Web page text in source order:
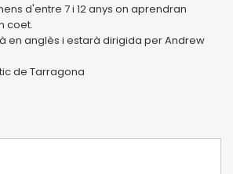
d'entre 7 i 12 anys on aprendran
coet.
en anglès i estarà dirigida per Andrew
de Tarragona